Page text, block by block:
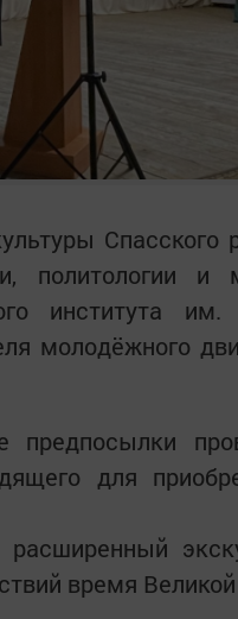
Спасского
политологии и
института
молодёжного
предпосылки
для
расширенный
время